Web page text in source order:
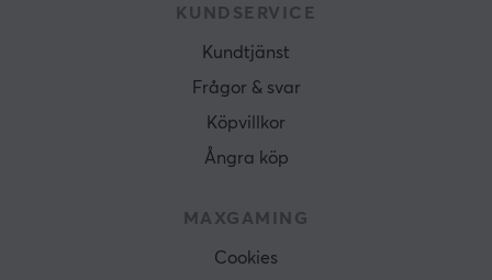
KUNDSERVICE
Kundtjänst
Frågor & svar
Köpvillkor
Ångra köp
MAXGAMING
Cookies